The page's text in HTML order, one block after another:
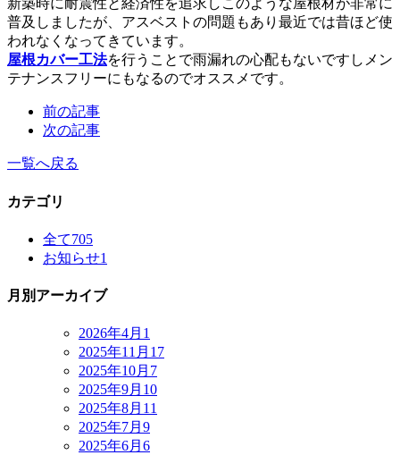
新築時に耐震性と経済性を追求しこのような屋根材が非常に
普及しましたが、アスベストの問題もあり最近では昔ほど使
われなくなってきています。
屋根カバー工法を行うことで雨漏れの心配もないですしメン
テナンスフリーにもなるのでオススメです。
前の記事
次の記事
一覧へ戻る
カテゴリ
全て705
お知らせ1
月別アーカイブ
2026年4月 1
2025年11月 17
2025年10月 7
2025年9月 10
2025年8月 11
2025年7月 9
2025年6月 6